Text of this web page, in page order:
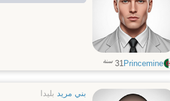
Princemine
31 سنة
بني مريد بليدا